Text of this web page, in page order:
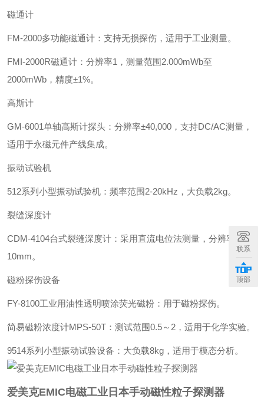
磁通计‌
‌FM-2000多功能磁通计‌：支持无损探伤，适用于工业测量。
‌FMI-2000R磁通计‌：分辨率1，测量范围2.000mWb至
2000mWb，精度±1%。
‌高斯计‌
‌GM-6001单轴高斯计探头‌：分辨率±40,000，支持DC/AC测量，
适用于永磁元件产线集成。
‌振动试验机‌
‌512系列小型振动试验机‌：频率范围2-20kHz，大负载2kg。
裂缝深度计‌
‌CDM-4104台式裂缝深度计‌：采用直流电位法测量，分辨率
10mm。
磁粉探伤设备‌
‌FY-8100工业用油性透明喷涂荧光磁粉‌：用于磁粉探伤。
‌简易磁粉浓度计MPS-50T‌：测试范围0.5～2，适用于化学实验。
‌9514系列小型振动试验设备‌：大负载8kg，适用于模态分析。
爱美克EMIC电磁工业日本手动磁性粒子探测器
联系
顶部